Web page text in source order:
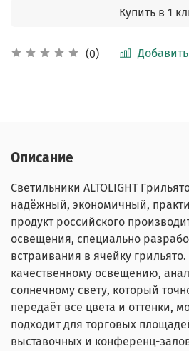
(0)
Купить в 1
Описание
Светильники ALTOLIGHT
надёжный, экономичный,
продукт российского
освещения, специально
встраивания в ячейку
качественному освещению,
солнечному свету, который
передаёт все цвета и оттенки,
подходит для торговых
выставочных и конференц-